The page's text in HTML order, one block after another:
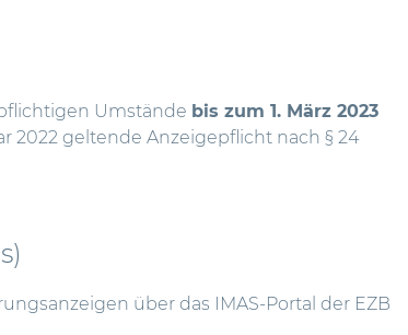
Umstände bis zum 1. März 2023
2022 geltende Anzeigepflicht nach § 24
über das IMAS-Portal der EZB